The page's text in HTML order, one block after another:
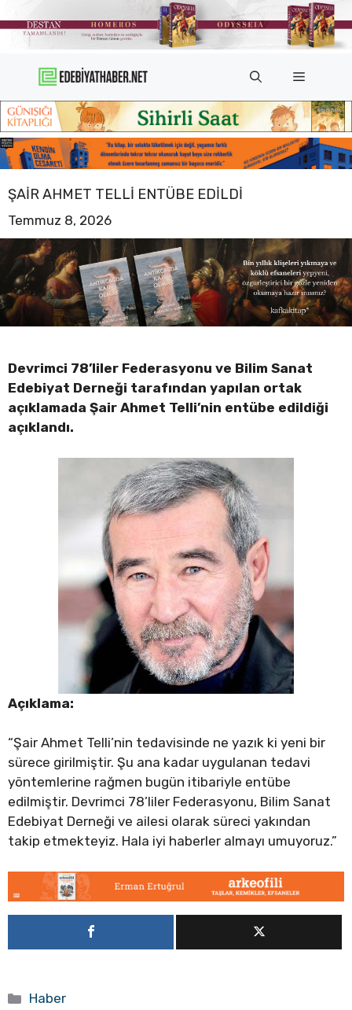
atla
Menü
ŞAIR AHMET TELLI ENTÜBE EDILDI
Temmuz 8, 2026
Devrimci 78’liler Federasyonu ve Bilim Sanat
Edebiyat Derneği tarafından yapılan ortak
açıklamada Şair Ahmet Telli’nin entübe edildiği
açıklandı.
Açıklama:
“Şair Ahmet Telli’nin tedavisinde ne yazık ki yeni bir
sürece girilmiştir. Şu ana kadar uygulanan tedavi
yöntemlerine rağmen bugün itibariyle entübe
edilmiştir. Devrimci 78’liler Federasyonu, Bilim Sanat
Edebiyat Derneği ve ailesi olarak süreci yakından
takip etmekteyiz. Hala iyi haberler almayı umuyoruz.”
Kategoriler
Haber